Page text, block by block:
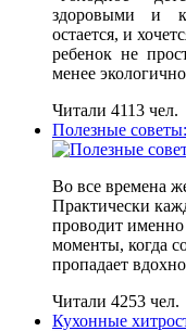
здоровыми и
остается, и
ребенок не
менее
Читали 4113 чел.
Полезные
Во все времена
Практически
проводит
моменты, когда
пропадает
Читали 4253 чел.
Кухонные